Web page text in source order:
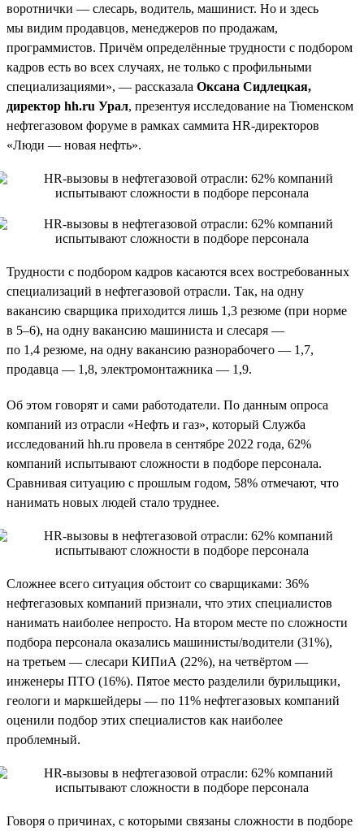
воротнички — слесарь, водитель, машинист. Но и здесь
мы видим продавцов, менеджеров по продажам,
программистов. Причём определённые трудности с подбором
кадров есть во всех случаях, не только с профильными
специализациями», — рассказала Оксана Сидлецкая,
директор hh.ru Урал, презентуя исследование на Тюменском
нефтегазовом форуме в рамках саммита HR-директоров
«Люди — новая нефть».
Трудности с подбором кадров касаются всех востребованных
специализаций в нефтегазовой отрасли. Так, на одну
вакансию сварщика приходится лишь 1,3 резюме (при норме
в 5–6), на одну вакансию машиниста и слесаря —
по 1,4 резюме, на одну вакансию разнорабочего — 1,7,
продавца — 1,8, электромонтажника — 1,9.
Об этом говорят и сами работодатели. По данным опроса
компаний из отрасли «Нефть и газ», который Служба
исследований hh.ru провела в сентябре 2022 года, 62%
компаний испытывают сложности в подборе персонала.
Сравнивая ситуацию с прошлым годом, 58% отмечают, что
нанимать новых людей стало труднее.
Сложнее всего ситуация обстоит со сварщиками: 36%
нефтегазовых компаний признали, что этих специалистов
нанимать наиболее непросто. На втором месте по сложности
подбора персонала оказались машинисты/водители (31%),
на третьем — слесари КИПиА (22%), на четвёртом —
инженеры ПТО (16%). Пятое место разделили бурильщики,
геологи и маркшейдеры — по 11% нефтегазовых компаний
оценили подбор этих специалистов как наиболее
проблемный.
Говоря о причинах, с которыми связаны сложности в подборе